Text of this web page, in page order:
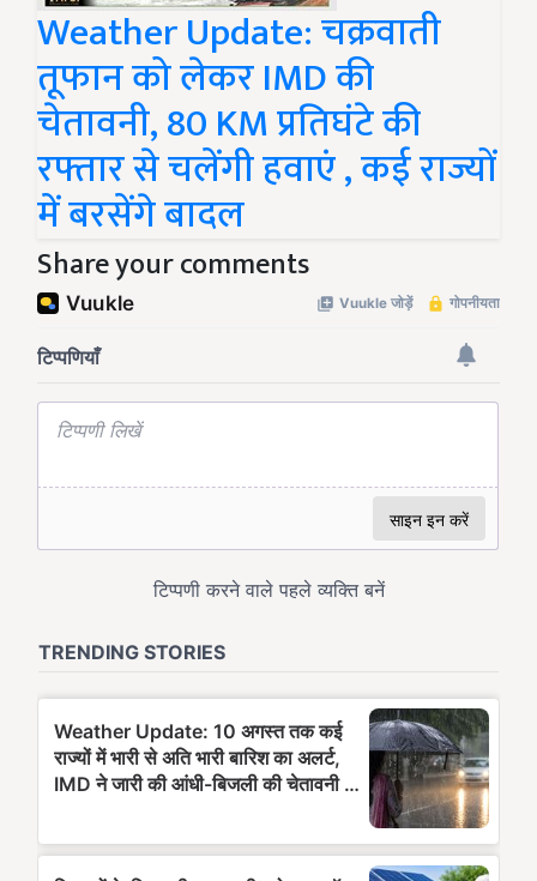
Weather Update: चक्रवाती
तूफान को लेकर IMD की
चेतावनी, 80 KM प्रतिघंटे की
रफ्तार से चलेंगी हवाएं , कई राज्यों
में बरसेंगे बादल
Share your comments